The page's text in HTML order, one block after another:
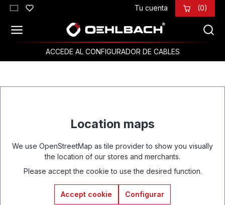
Saltar al contenido principal Tu cuenta (0)
ACCEDE AL CONFIGURADOR DE CABLES
Location maps
We use OpenStreetMap as tile provider to show you visually
the location of our stores and merchants.
Please accept the cookie to use the desired function.
Accept cookie Configurar